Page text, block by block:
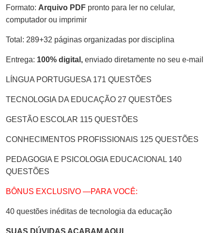
Formato: Arquivo PDF pronto para ler no celular,
computador ou imprimir
Total: 289+32 páginas organizadas por disciplina
Entrega: 100% digital, enviado diretamente no seu e-mail
LÍNGUA PORTUGUESA 171 QUESTÕES
TECNOLOGIA DA EDUCAÇÃO 27 QUESTÕES
GESTÃO ESCOLAR 115 QUESTÕES
CONHECIMENTOS PROFISSIONAIS 125 QUESTÕES
PEDAGOGIA E PSICOLOGIA EDUCACIONAL 140
QUESTÕES
BÔNUS EXCLUSIVO —PARA VOCÊ:
40 questões inéditas de tecnologia da educação
SUAS DÚVIDAS ACABAM AQUI